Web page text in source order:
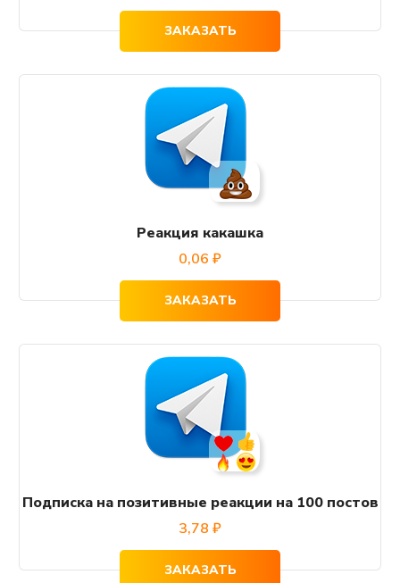
ЗАКАЗАТЬ
Реакция какашка
0,06 ₽
ЗАКАЗАТЬ
Подписка на позитивные реакции на 100 постов
3,78 ₽
ЗАКАЗАТЬ